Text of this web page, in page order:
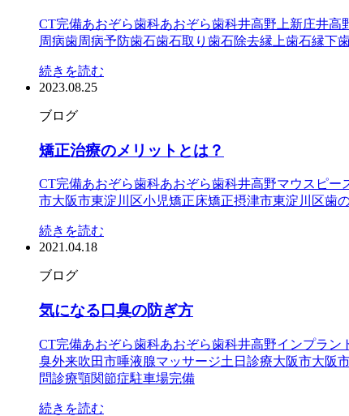
CT完備あおぞら歯科あおぞら歯科井高野 上新庄井高
周病歯周病予防歯石歯石取り 歯石除去縁上歯石縁下
続きを読む
2023.08.25
ブログ
矯正治療のメリットとは？
CT完備あおぞら歯科あおぞら歯科井高野マウスピー
市大阪市東淀川区小児矯正床矯正摂津市東淀川区歯
続きを読む
2021.04.18
ブログ
気になる口臭の防ぎ方
CT完備あおぞら歯科あおぞら歯科井高野インプラン
臭外来吹田市唾液腺マッサージ土日診療大阪市大阪
問診療顎関節症駐車場完備
続きを読む